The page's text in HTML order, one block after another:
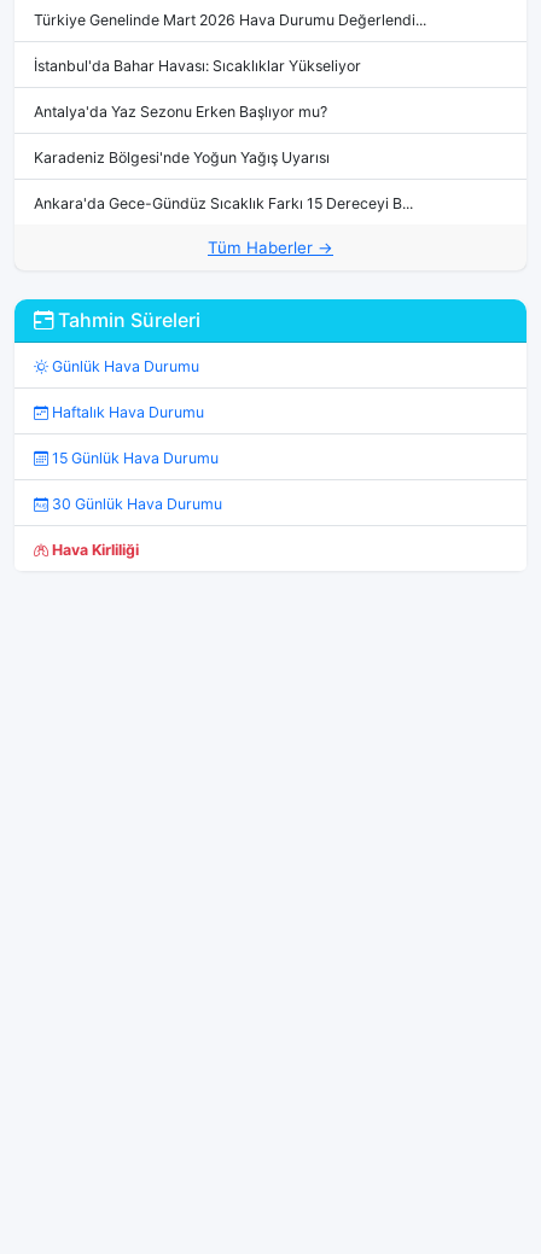
Türkiye Genelinde Mart 2026 Hava Durumu Değerlendi...
İstanbul'da Bahar Havası: Sıcaklıklar Yükseliyor
Antalya'da Yaz Sezonu Erken Başlıyor mu?
Karadeniz Bölgesi'nde Yoğun Yağış Uyarısı
Ankara'da Gece-Gündüz Sıcaklık Farkı 15 Dereceyi B...
Tüm Haberler →
Tahmin Süreleri
Günlük Hava Durumu
Haftalık Hava Durumu
15 Günlük Hava Durumu
30 Günlük Hava Durumu
Hava Kirliliği